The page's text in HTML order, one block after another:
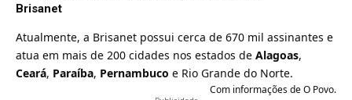
Brisanet
Atualmente, a Brisanet possui cerca de 670 mil assinantes e
atua em mais de 200 cidades nos estados de Alagoas,
Ceará, Paraíba, Pernambuco e Rio Grande do Norte.
Com informações deO Povo.